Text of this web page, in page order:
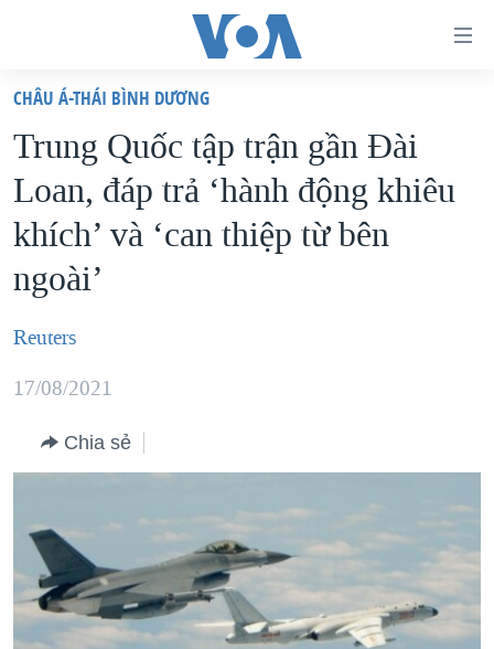
truy
cập
Tới
nội
chính
Tới
hướng
"Tìm"
VIỆT NAM
HOA KỲ
BIỂN ĐÔNG
THẾ GIỚI
MỤC
TỰ DO BÁO CHÍ
VẠCH TRẦN TIN GIẢ
NGƯỜI VIỆT HẢI NGOẠI
ĐỜI SỐNG
KINH TẾ
KHOA HỌC
CHUYÊN ĐỀ
CHIẾN TRANH THƯƠNG MẠI CỦA MỸ: QUÁ KHỨ VÀ HIỆN
HÀNH TRÌNH BẦU CỬ 2024
MỘT NĂM CHIẾN TRANH TẠI DẢI GAZA
GIẢI MÃ VÀNH ĐAI & CON ĐƯỜNG
HỌC TIẾNG ANH
NGHE
MẠNG XÃ HỘI
CHÂU Á-THÁI BÌNH DƯƠNG
Trung Quốc tập trận gần Đài
Loan, đáp trả ‘hành động khiêu
khích’ và ‘can thiệp từ bên
ngoài’
Reuters
17/08/2021
Chia sẻ